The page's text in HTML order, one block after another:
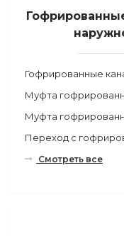
Гофрированные
Муфта
Муфта
Переход с
Смотреть все